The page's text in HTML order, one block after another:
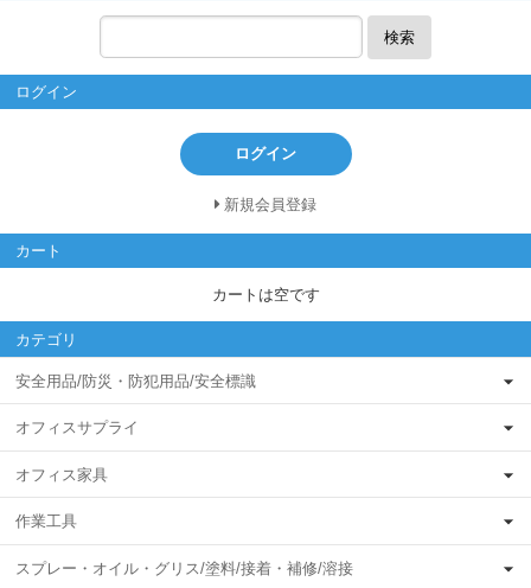
検索
ログイン
ログイン
新規会員登録
カート
カートは空です
カテゴリ
安全用品/防災・防犯用品/安全標識
オフィスサプライ
オフィス家具
作業工具
スプレー・オイル・グリス/塗料/接着・補修/溶接